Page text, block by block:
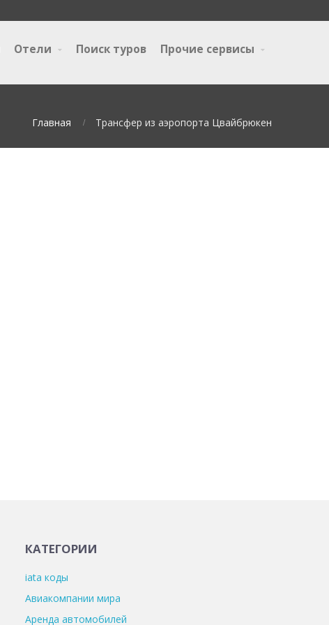
Отели Поиск туров Прочие сервисы
Главная Трансфер из аэропорта Цвайбрюкен
КАТЕГОРИИ
iata коды
Авиакомпании мира
Аренда автомобилей